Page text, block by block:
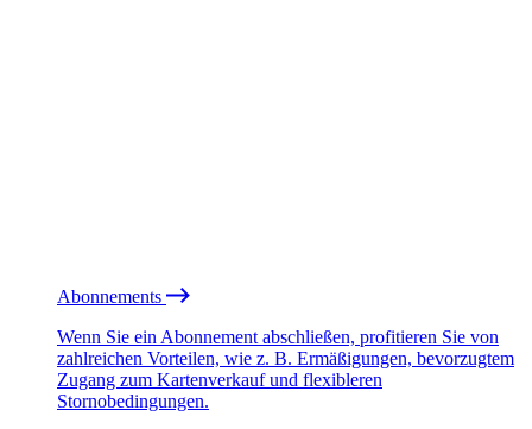
Abonnements
Wenn Sie ein Abonnement abschließen, profitieren Sie von
zahlreichen Vorteilen, wie z. B. Ermäßigungen, bevorzugtem
Zugang zum Kartenverkauf und flexibleren
Stornobedingungen.